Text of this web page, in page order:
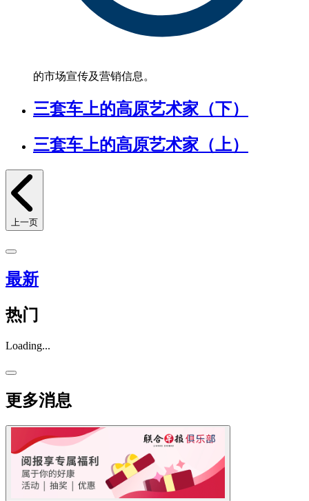
的市场宣传及营销信息。
三套车上的高原艺术家（下）
三套车上的高原艺术家（上）
上一页
最新
热门
Loading...
更多消息